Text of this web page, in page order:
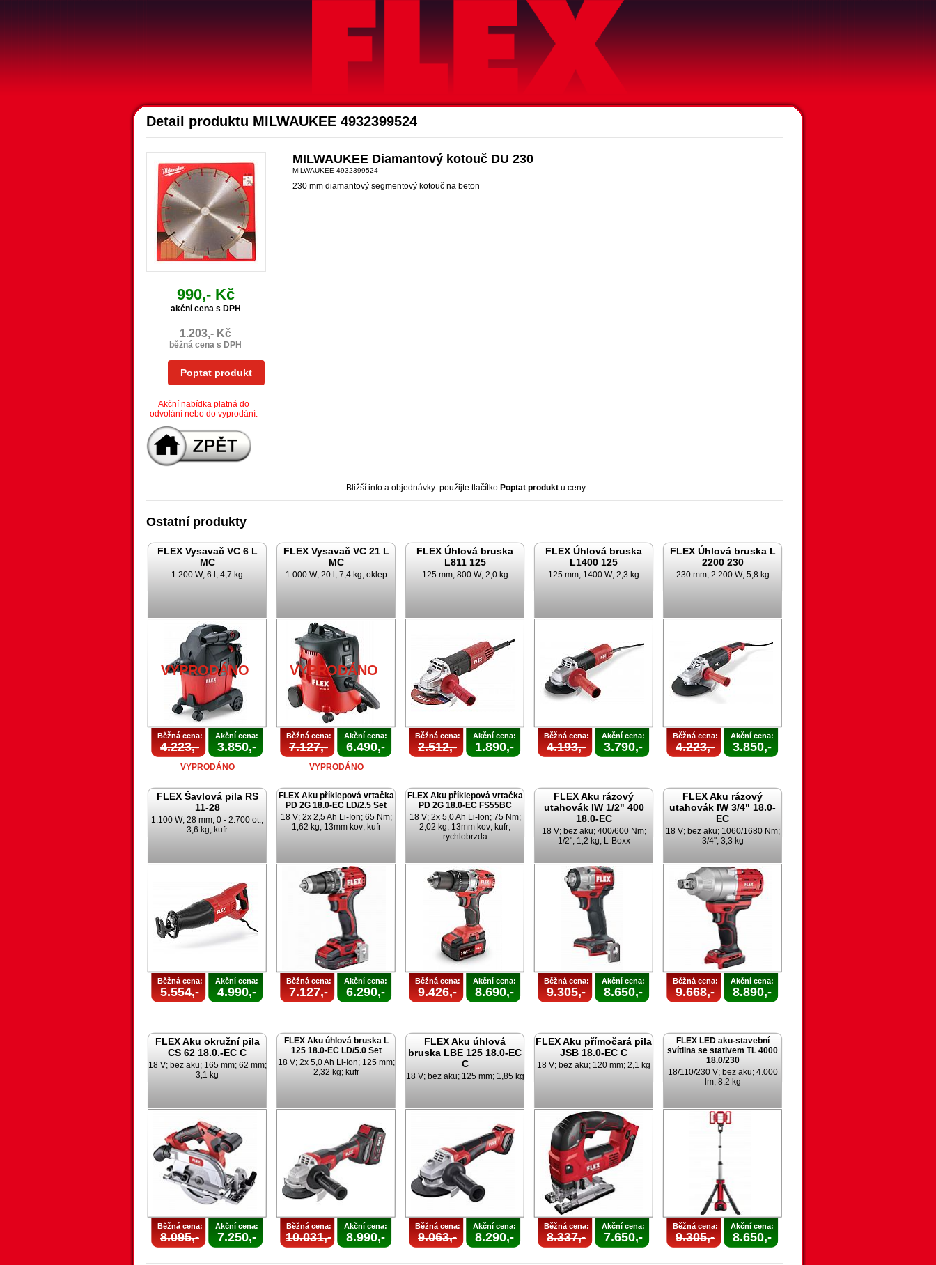
Detail produktu MILWAUKEE 4932399524
990,- Kč
akční cena s DPH
1.203,- Kč
běžná cena s DPH
Poptat produkt
Akční nabídka platná do
odvolání nebo do vyprodání.
MILWAUKEE Diamantový kotouč DU 230
MILWAUKEE 4932399524
230 mm diamantový segmentový kotouč na beton
Bližší info a objednávky: použijte tlačítko Poptat produktu ceny.
Ostatní produkty
FLEX Vysavač VC 6 L
MC
1.200 W; 6 l; 4,7 kg
VYPRODÁNO
Běžná cena:
4.223,-
Akční cena:
3.850,-
VYPRODÁNO
FLEX Vysavač VC 21 L
MC
1.000 W; 20 l; 7,4 kg; oklep
VYPRODÁNO
Běžná cena:
7.127,-
Akční cena:
6.490,-
VYPRODÁNO
FLEX Úhlová bruska
L811 125
125 mm; 800 W; 2,0 kg
Běžná cena:
2.512,-
Akční cena:
1.890,-
FLEX Úhlová bruska
L1400 125
125 mm; 1400 W; 2,3 kg
Běžná cena:
4.193,-
Akční cena:
3.790,-
FLEX Úhlová bruska L
2200 230
230 mm; 2.200 W; 5,8 kg
Běžná cena:
4.223,-
Akční cena:
3.850,-
FLEX Šavlová pila RS
11-28
1.100 W; 28 mm; 0 - 2.700 ot.;
3,6 kg; kufr
Běžná cena:
5.554,-
Akční cena:
4.990,-
FLEX Aku příklepová vrtačka
PD 2G 18.0-EC LD/2.5 Set
18 V; 2x 2,5 Ah Li-Ion; 65 Nm;
1,62 kg; 13mm kov; kufr
Běžná cena:
7.127,-
Akční cena:
6.290,-
FLEX Aku příklepová vrtačka
PD 2G 18.0-EC FS55BC
18 V; 2x 5,0 Ah Li-Ion; 75 Nm;
2,02 kg; 13mm kov; kufr;
rychlobrzda
Běžná cena:
9.426,-
Akční cena:
8.690,-
FLEX Aku rázový
utahovák IW 1/2" 400
18.0-EC
18 V; bez aku; 400/600 Nm;
1/2"; 1,2 kg; L-Boxx
Běžná cena:
9.305,-
Akční cena:
8.650,-
FLEX Aku rázový
utahovák IW 3/4" 18.0-
EC
18 V; bez aku; 1060/1680 Nm;
3/4"; 3,3 kg
Běžná cena:
9.668,-
Akční cena:
8.890,-
FLEX Aku okružní pila
CS 62 18.0.-EC C
18 V; bez aku; 165 mm; 62 mm;
3,1 kg
Běžná cena:
8.095,-
Akční cena:
7.250,-
FLEX Aku úhlová bruska L
125 18.0-EC LD/5.0 Set
18 V; 2x 5,0 Ah Li-Ion; 125 mm;
2,32 kg; kufr
Běžná cena:
10.031,-
Akční cena:
8.990,-
FLEX Aku úhlová
bruska LBE 125 18.0-EC
C
18 V; bez aku; 125 mm; 1,85 kg
Běžná cena:
9.063,-
Akční cena:
8.290,-
FLEX Aku přímočará pila
JSB 18.0-EC C
18 V; bez aku; 120 mm; 2,1 kg
Běžná cena:
8.337,-
Akční cena:
7.650,-
FLEX LED aku-stavební
svítilna se stativem TL 4000
18.0/230
18/110/230 V; bez aku; 4.000
lm; 8,2 kg
Běžná cena:
9.305,-
Akční cena:
8.650,-